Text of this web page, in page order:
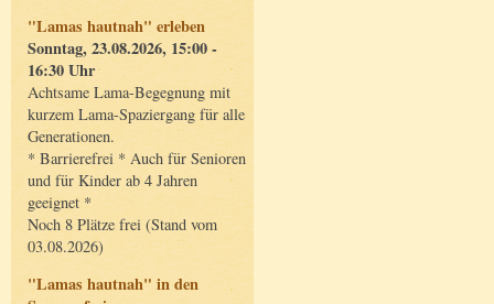
"Lamas hautnah" erleben
Sonntag, 23.08.2026, 15:00 -
16:30 Uhr
Achtsame Lama-Begegnung mit
kurzem Lama-Spaziergang für alle
Generationen.
* Barrierefrei * Auch für Senioren
und für Kinder ab 4 Jahren
geeignet *
Noch 8 Plätze frei (Stand vom
03.08.2026)
"Lamas hautnah" in den